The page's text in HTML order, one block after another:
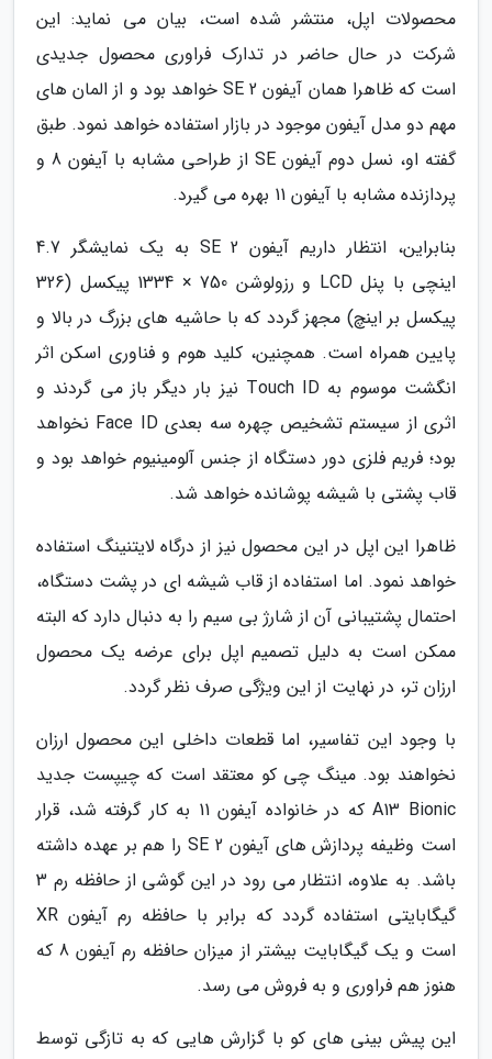
محصولات اپل، منتشر شده است، بیان می نماید: این
شرکت در حال حاضر در تدارک فراوری محصول جدیدی
است که ظاهرا همان آیفون SE 2 خواهد بود و از المان های
مهم دو مدل آیفون موجود در بازار استفاده خواهد نمود. طبق
گفته او، نسل دوم آیفون SE از طراحی مشابه با آیفون 8 و
پردازنده مشابه با آیفون 11 بهره می گیرد.
بنابراین، انتظار داریم آیفون SE 2 به یک نمایشگر 4.7
اینچی با پنل LCD و رزولوشن 750 × 1334 پیکسل (326
پیکسل بر اینچ) مجهز گردد که با حاشیه های بزرگ در بالا و
پایین همراه است. همچنین، کلید هوم و فناوری اسکن اثر
انگشت موسوم به Touch ID نیز بار دیگر باز می گردند و
اثری از سیستم تشخیص چهره سه بعدی Face ID نخواهد
بود؛ فریم فلزی دور دستگاه از جنس آلومینیوم خواهد بود و
قاب پشتی با شیشه پوشانده خواهد شد.
ظاهرا این اپل در این محصول نیز از درگاه لایتنینگ استفاده
خواهد نمود. اما استفاده از قاب شیشه ای در پشت دستگاه،
احتمال پشتیبانی آن از شارژ بی سیم را به دنبال دارد که البته
ممکن است به دلیل تصمیم اپل برای عرضه یک محصول
ارزان تر، در نهایت از این ویژگی صرف نظر گردد.
با وجود این تفاسیر، اما قطعات داخلی این محصول ارزان
نخواهند بود. مینگ چی کو معتقد است که چیپست جدید
A13 Bionic که در خانواده آیفون 11 به کار گرفته شد، قرار
است وظیفه پردازش های آیفون SE 2 را هم بر عهده داشته
باشد. به علاوه، انتظار می رود در این گوشی از حافظه رم 3
گیگابایتی استفاده گردد که برابر با حافظه رم آیفون XR
است و یک گیگابایت بیشتر از میزان حافظه رم آیفون 8 که
هنوز هم فراوری و به فروش می رسد.
این پیش بینی های کو با گزارش هایی که به تازگی توسط